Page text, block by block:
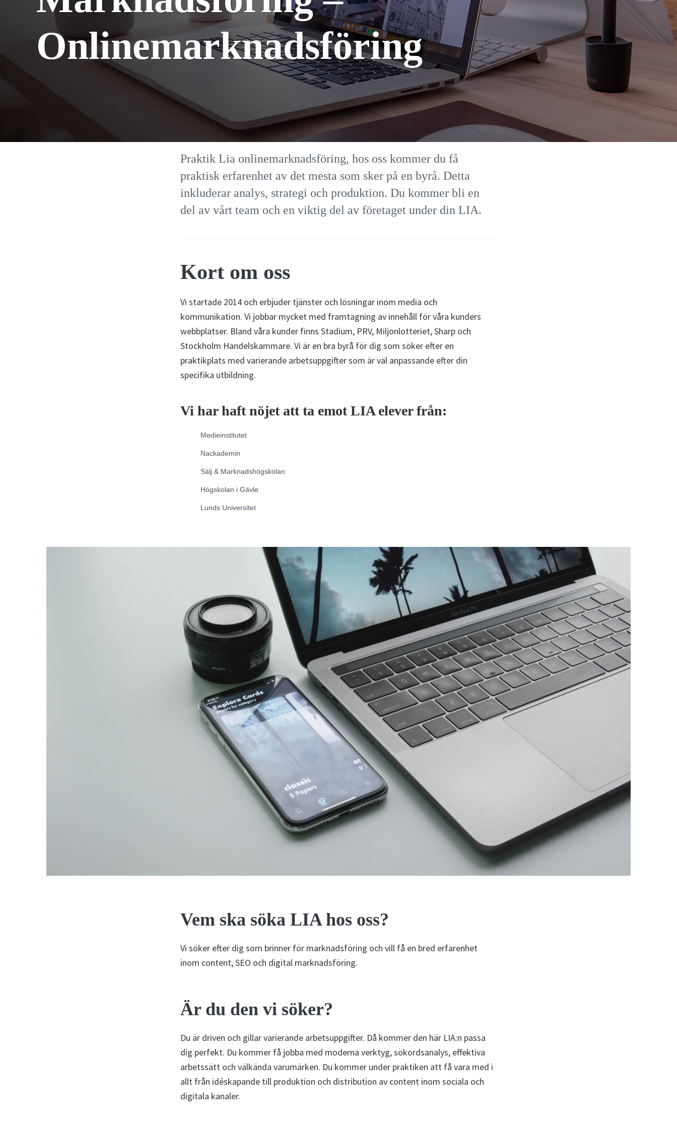
Onlinemarknadsföring
Praktik Lia onlinemarknadsföring, hos oss kommer du få
praktisk erfarenhet av det mesta som sker på en byrå. Detta
inkluderar analys, strategi och produktion. Du kommer bli en
del av vårt team och en viktig del av företaget under din LIA.
Kort om oss
Vi startade 2014 och erbjuder tjänster och lösningar inom media och
kommunikation. Vi jobbar mycket med framtagning av innehåll för våra kunders
webbplatser. Bland våra kunder finns Stadium, PRV, Miljonlotteriet, Sharp och
Stockholm Handelskammare. Vi är en bra byrå för dig som söker efter en
praktikplats med varierande arbetsuppgifter som är väl anpassande efter din
specifika utbildning.
Vi har haft nöjet att ta emot LIA elever från:
Medieinstitutet
Nackademin
Sälj & Marknadshögskolan
Högskolan i Gävle
Lunds Universitet
Vem ska söka LIA hos oss?
Vi söker efter dig som brinner för marknadsföring och vill få en bred erfarenhet
inom content, SEO och digital marknadsföring.
Är du den vi söker?
Du är driven och gillar varierande arbetsuppgifter. Då kommer den här LIA:n passa
dig perfekt. Du kommer få jobba med moderna verktyg, sökordsanalys, effektiva
arbetssätt och välkända varumärken. Du kommer under praktiken att få vara med i
allt från idéskapande till produktion och distribution av content inom sociala och
digitala kanaler.